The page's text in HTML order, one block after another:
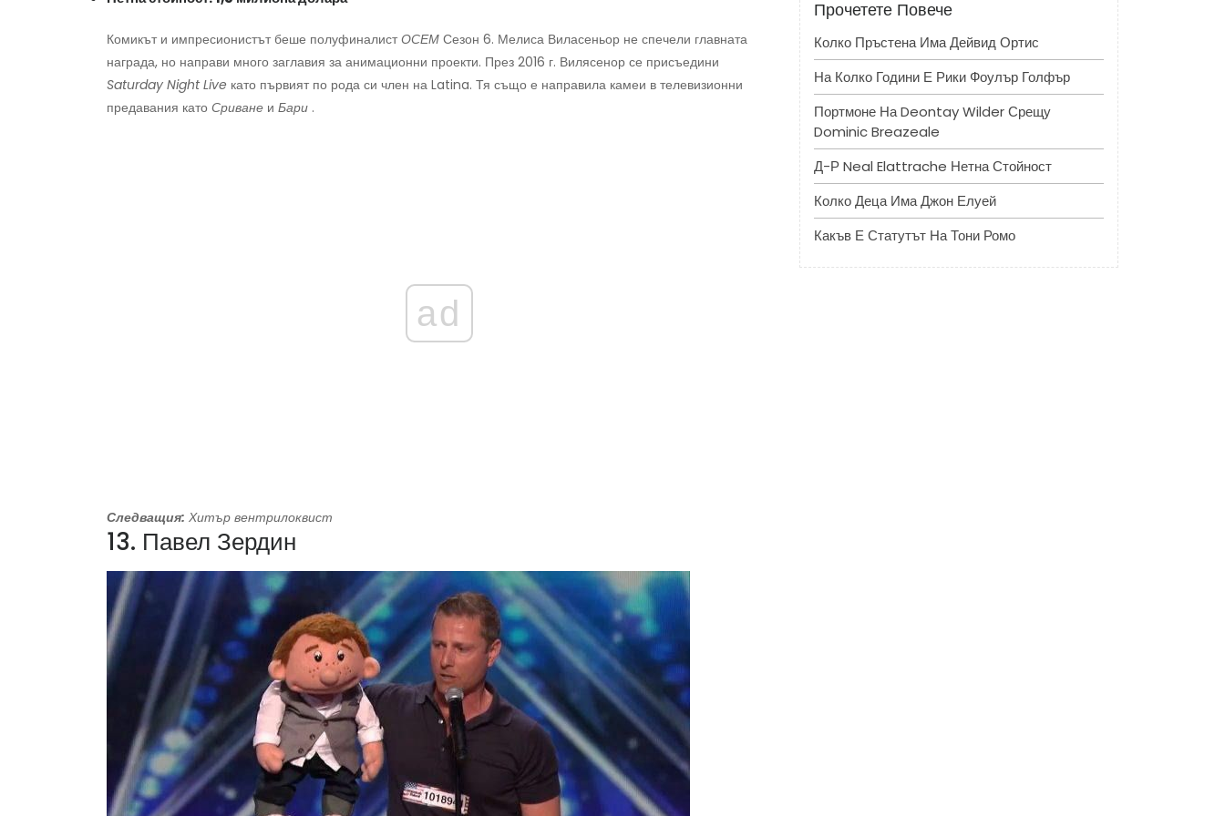
Комикът и импресионистът беше полуфиналистОСЕМ Сезон 6. Мелиса Виласеньор не спечели главната
награда, но направи много заглавия за анимационни проекти. През 2016 г. Вилясенор се присъедини
Saturday Night Live като първият по рода си член на Latina. Тя също е направила камеи в телевизионни
предавания като Сриване и Бари .
ad
Следващия: Хитър вентрилоквист
13. Павел Зердин
Прочетете Повече
Колко Пръстена Има Дейвид Ортис
На Колко Години Е Рики Фоулър Голфър
Портмоне На Deontay Wilder Срещу
Dominic Breazeale
Д-Р Neal Elattrache Нетна Стойност
Колко Деца Има Джон Елуей
Какъв Е Статутът На Тони Ромо